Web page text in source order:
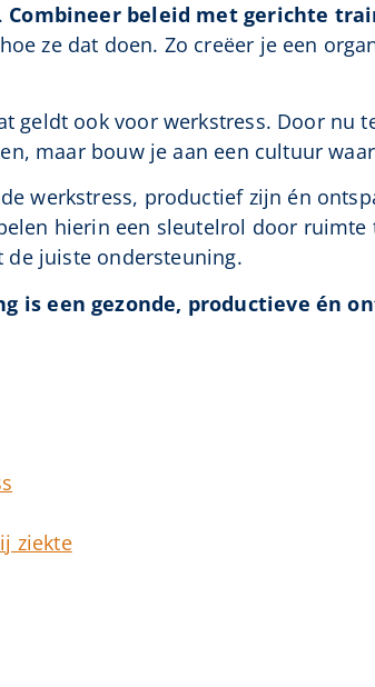
Combineer beleid met gerichte
ze dat doen. Zo creëer je een
geldt ook voor werkstress. Door nu
maar bouw je aan een cultuur
werkstress, productief zijn én
hierin een sleutelrol door
de juiste ondersteuning.
is een gezonde, productieve én
ziekte